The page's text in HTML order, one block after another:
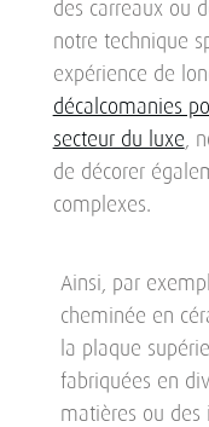
des carreaux ou
notre technique
expérience de
décalcomanies
secteur du luxe,
de décorer
complexes.
Ainsi, par
cheminée en
la plaque
fabriquées en
matières ou des